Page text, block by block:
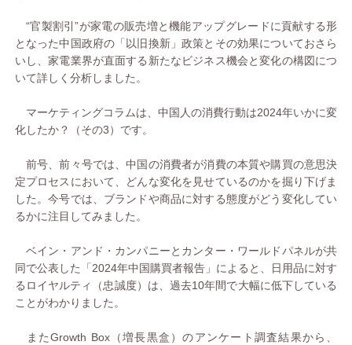
“官製割引”が家電の販売増と機能アップグレードに貢献する形
となった中国政府の「以旧換新」政策とその効果についておさら
いし、家電業界が直面する新たなビジネス機会と変化の構図につ
いて詳しく分析しました。
マーケティングコラムは、中国人の消費行動は2024年いかに変
化したか？（その3）です。
前号、前々号では、中国の消費者が消費の本質や購買の意思決
定プロセスにおいて、どんな変化を見せているのかを掘り下げま
した。今号では、ブランドや商品に対する態度がどう変化してい
るかに注目してみました。
ベイン・アンド・カンパニーとカンター・ワールドパネルが共
同で公表した「2024年中国購買者報告」によると、日用品に対す
るロイヤルティ（忠誠度）は、過去10年間で大幅に低下している
ことがわかりました。
またGrowth Box（増長黒盒）のアンケート調査結果から、